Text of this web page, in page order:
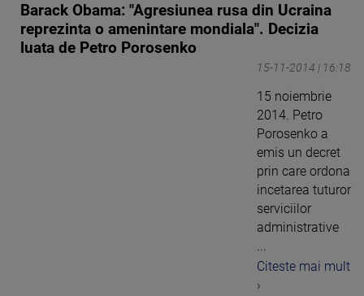
Barack Obama: "Agresiunea rusa din Ucraina
reprezinta o amenintare mondiala". Decizia
luata de Petro Porosenko
15-11-2014 | 16:18
15 noiembrie
2014. Petro
Porosenko a
emis un decret
prin care ordona
incetarea tuturor
serviciilor
administrative
...
Citeste mai mult
›